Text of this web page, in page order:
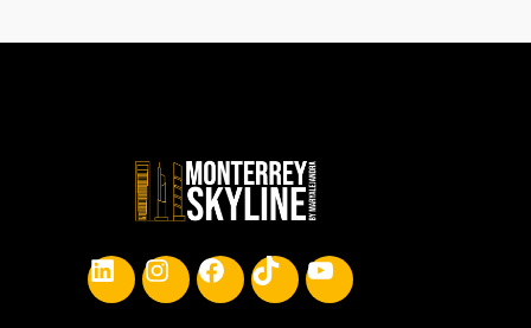
LinkedInInstagram
Facebook
TikTokYouTube